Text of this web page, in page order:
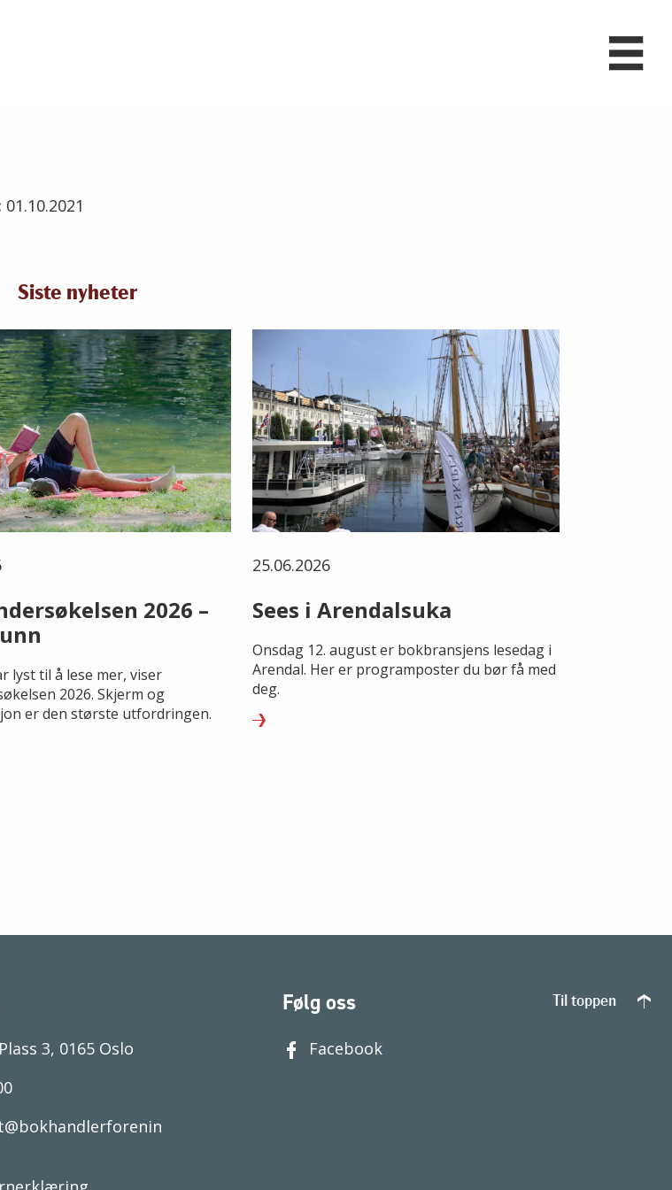
01.10.2021
Siste nyheter
2026 –
lyst til å lese mer, viser
2026. Skjerm og
er den største utfordringen.
25.06.2026
Sees i Arendalsuka
Onsdag 12. august er bokbransjens lesedag i
Arendal. Her er programposter du bør få med
deg.
3, 0165 Oslo
Følg oss
Facebook
Til toppen